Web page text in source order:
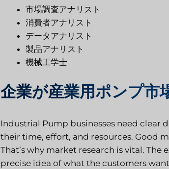
市場調査アナリスト
消費者アナリスト
データアナリスト
製品アナリスト
機械工学士
企業が産業用ポンプ市
Industrial Pump businesses need clear
their time, effort, and resources. Good
That’s why market research is vital.
precise idea of what the customers